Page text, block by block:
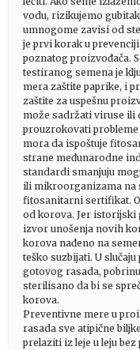
vodu, rizikujemo
umnogome zavisi od
je prvi korak u
poznatog proizvođača.
testiranog semena je
mera zaštite paprike, i
zaštite za uspešnu
može sadržati viruse ili
prouzrokovati
mora da ispoštuje
strane međunarodne
standardi smanjuju
ili mikroorganizama na
fitosanitarni sertifikat.
od korova. Jer istorijski
izvor unošenja novih
korova nađeno na
teško suzbijati. U
gotovog rasada,
sterilisano da bi se
korova.
Preventivne mere u
rasada sve atipične
prelaziti iz leje u leju